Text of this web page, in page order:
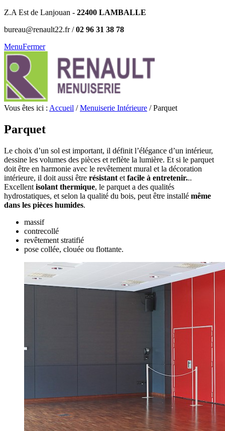
Z.A Est de Lanjouan - 22400 LAMBALLE
bureau@renault22.fr /02 96 31 38 78
MenuFermer
Vous êtes ici : Accueil / Menuiserie Intérieure / Parquet
Parquet
Le choix d’un sol est important, il définit l’élégance d’un intérieur,
dessine les volumes des pièces et reflète la lumière. Et si le parquet
doit être en harmonie avec le revêtement mural et la décoration
intérieure, il doit aussi être résistant et facile à entretenir...
Excellent isolant thermique, le parquet a des qualités
hydrostatiques, et selon la qualité du bois, peut être installé même
dans les pièces humides.
massif
contrecollé
revêtement stratifié
pose collée, clouée ou flottante.